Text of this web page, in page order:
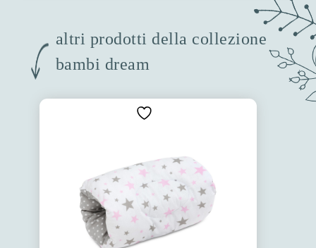
altri prodotti della collezione
bambi dream